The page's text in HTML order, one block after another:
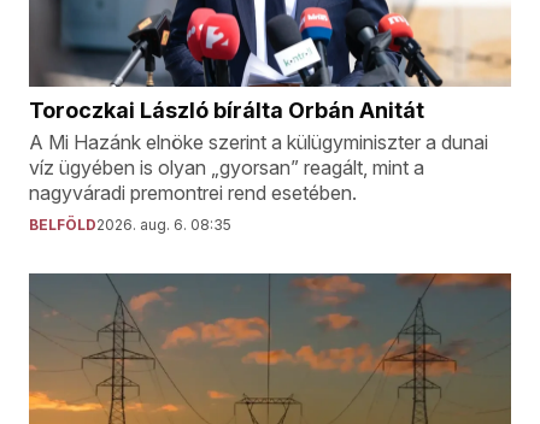
Toroczkai László bírálta Orbán Anitát
A Mi Hazánk elnöke szerint a külügyminiszter a dunai
víz ügyében is olyan „gyorsan” reagált, mint a
nagyváradi premontrei rend esetében.
BELFÖLD2026. aug. 6. 08:35